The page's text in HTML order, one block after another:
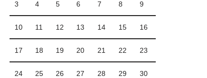
3 4 5 6 7 8 9
10 11 12 13 14 15 16
17 18 19 20 21 22 23
24 25 26 27 28 29 30